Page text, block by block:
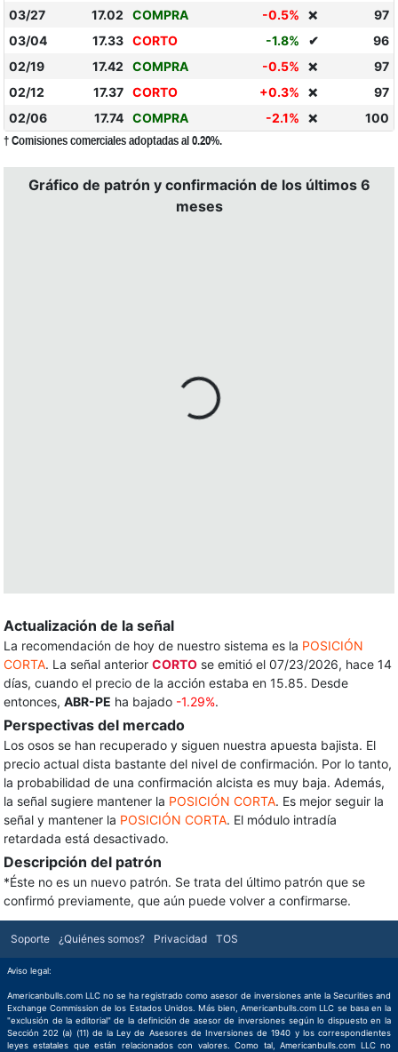
03/27
17.02 COMPRA -0.5% ❌
97
03/04
17.33 CORTO -1.8% ✔
96
02/19
17.42 COMPRA -0.5% ❌
97
02/12
17.37 CORTO +0.3% ❌
97
02/06
17.74 COMPRA -2.1% ❌ 100
† Comisiones comerciales adoptadas al 0.20%.
Gráfico de patrón y confirmación de los últimos 6
meses
Actualización de la señal
La recomendación de hoy de nuestro sistema es la POSICIÓN
CORTA. La señal anterior CORTO se emitió el 07/23/2026, hace 14
días, cuando el precio de la acción estaba en 15.85. Desde
entonces, ABR-PE ha bajado -1.29%.
Perspectivas del mercado
Los osos se han recuperado y siguen nuestra apuesta bajista. El
precio actual dista bastante del nivel de confirmación. Por lo tanto,
la probabilidad de una confirmación alcista es muy baja. Además,
la señal sugiere mantener la POSICIÓN CORTA. Es mejor seguir la
señal y mantener la POSICIÓN CORTA. El módulo intradía
retardada está desactivado.
Descripción del patrón
*Éste no es un nuevo patrón. Se trata del último patrón que se
confirmó previamente, que aún puede volver a confirmarse.
Soporte ¿Quiénes somos? Privacidad TOS
Aviso legal:
Americanbulls.com LLC no se ha registrado como asesor de inversiones ante la Securities and
Exchange Commission de los Estados Unidos. Más bien, Americanbulls.com LLC se basa en la
"exclusión de la editorial" de la definición de asesor de inversiones según lo dispuesto en la
Sección 202 (a) (11) de la Ley de Asesores de Inversiones de 1940 y los correspondientes
leyes estatales que están relacionados con valores. Como tal, Americanbulls.com LLC no